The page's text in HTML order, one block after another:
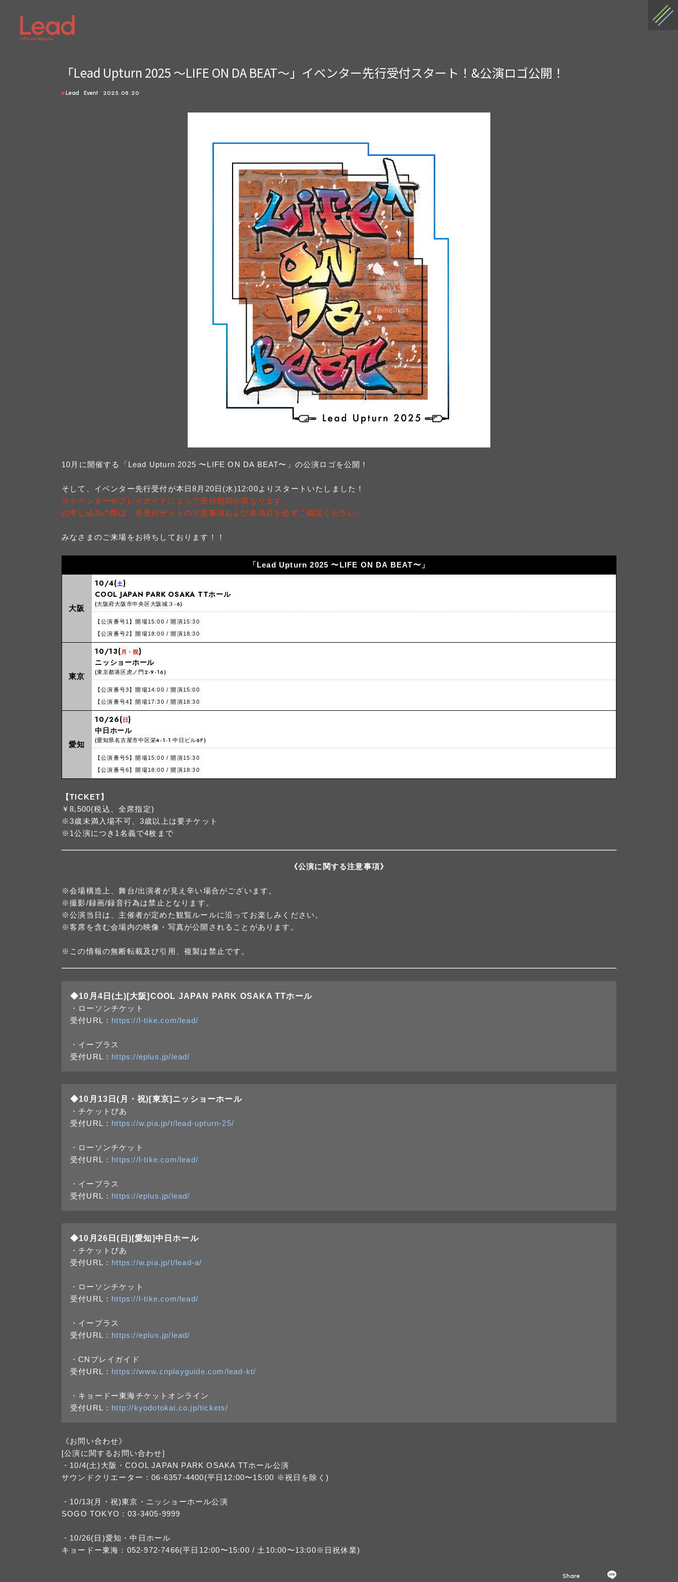
「Lead Upturn 2025 〜LIFE ON DA BEAT〜」イベンター先行受付スタート！&公演ロゴ公開！
Lead Event 2025.08.20
10月に開催する「Lead Upturn 2025 〜LIFE ON DA BEAT〜」の公演ロゴを公開！
そして、イベンター先行受付が本日8月20日(水)12:00よりスタートいたしました！
※イベンターやプレイガイドによって受付期間が異なります。
お申し込みの際は、各受付サイトの注意事項および各項目を必ずご確認ください。
みなさまのご来場をお待ちしております！！
「Lead Upturn 2025 〜LIFE ON DA BEAT〜」
大阪
10/4(土)
COOL JAPAN PARK OSAKA TTホール
(大阪府大阪市中央区大阪城３-6)
【公演番号1】開場15:00 / 開演15:30
【公演番号2】開場18:00 / 開演18:30
東京
10/13(月・祝)
ニッショーホール
(東京都港区虎ノ門2-9-16)
【公演番号3】開場14:00 / 開演15:00
【公演番号4】開場17:30 / 開演18:30
愛知
10/26(日)
中日ホール
(愛知県名古屋市中区栄4-1-1 中日ビル6F)
【公演番号5】開場15:00 / 開演15:30
【公演番号6】開場18:00 / 開演18:30
【TICKET】
￥8,500(税込、全席指定)
※3歳未満入場不可、3歳以上は要チケット
※1公演につき1名義で4枚まで
《公演に関する注意事項》
※会場構造上、舞台/出演者が見え辛い場合がございます。
※撮影/録画/録音行為は禁止となります。
※公演当日は、主催者が定めた観覧ルールに沿ってお楽しみください。
※客席を含む会場内の映像・写真が公開されることがあります。
※この情報の無断転載及び引用、複製は禁止です。
◆10月4日(土)[大阪]COOL JAPAN PARK OSAKA TTホール
・ローソンチケット
受付URL： https://l-tike.com/lead/
・イープラス
受付URL： https://eplus.jp/lead/
◆10月13日(月・祝)[東京]ニッショーホール
・チケットぴあ
受付URL： https://w.pia.jp/t/lead-upturn-25/
・ローソンチケット
受付URL： https://l-tike.com/lead/
・イープラス
受付URL： https://eplus.jp/lead/
◆10月26日(日)[愛知]中日ホール
・チケットぴあ
受付URL： https://w.pia.jp/t/lead-a/
・ローソンチケット
受付URL： https://l-tike.com/lead/
・イープラス
受付URL： https://eplus.jp/lead/
・CNプレイガイド
受付URL： https://www.cnplayguide.com/lead-kt/
・キョードー東海チケットオンライン
受付URL： http://kyodotokai.co.jp/tickets/
《お問い合わせ》
[公演に関するお問い合わせ]
・10/4(土)大阪・COOL JAPAN PARK OSAKA TTホール公演
サウンドクリエーター：06-6357-4400(平日12:00〜15:00 ※祝日を除く)
・10/13(月・祝)東京・ニッショーホール公演
SOGO TOKYO：03-3405-9999
・10/26(日)愛知・中日ホール
キョードー東海：052-972-7466(平日12:00〜15:00 / 土10:00〜13:00※日祝休業)
Share